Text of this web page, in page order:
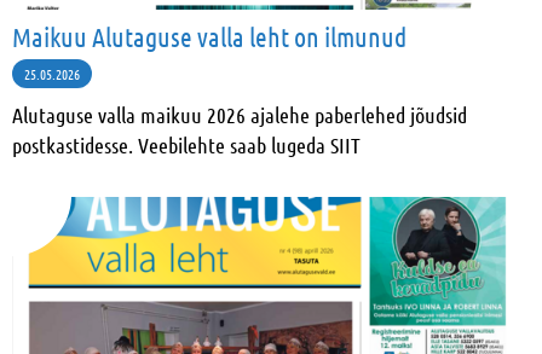
Maikuu Alutaguse valla leht on ilmunud
25.05.2026
Alutaguse valla maikuu 2026 ajalehe paberlehed jõudsid
postkastidesse. Veebilehte saab lugeda SIIT